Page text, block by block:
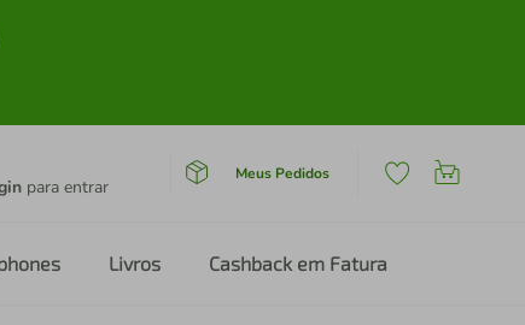
para entrar
Meus Pedidos
Livros Cashback em Fatura